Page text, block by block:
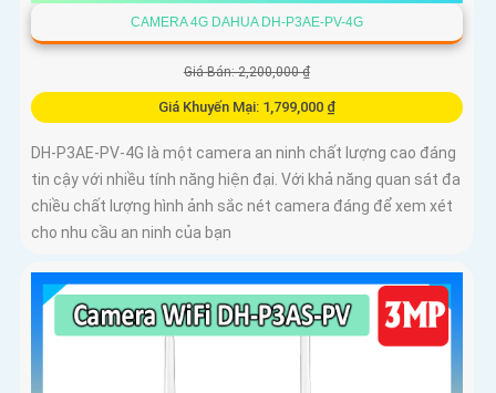
CAMERA 4G DAHUA DH-P3AE-PV-4G
Giá Bán: 2,200,000 ₫
Giá Khuyến Mại: 1,799,000 ₫
DH-P3AE-PV-4G là một camera an ninh chất lượng cao đáng
tin cậy với nhiều tính năng hiện đại. Với khả năng quan sát đa
chiều chất lượng hình ảnh sắc nét camera đáng để xem xét
cho nhu cầu an ninh của bạn